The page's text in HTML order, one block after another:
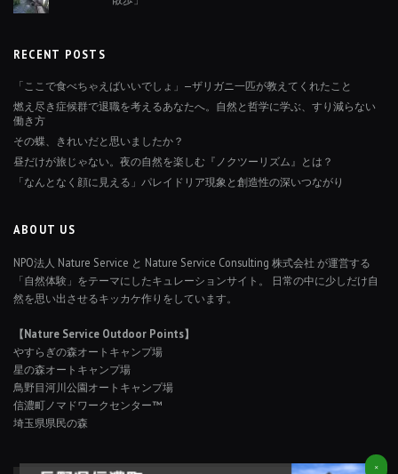
RECENT POSTS
「ここで食べちゃえばいいでしょ」—ザリガニ一匹が教えてくれたこと
燃え尽き症候群で退職を考えるあなたへ。自然と哲学に学ぶ、すり減らない
働き方
その蝶、きれいだと思いましたか？
昼だけが旅じゃない。夜の自然を楽しむ『ノクツーリズム』とは？
「なんとなく顔に見える」パレイドリア現象と創造性の深いつながり
ABOUT US
NPO法人 Nature Service と Nature Service Consulting 株式会社 が運営する
「自然体験」をテーマにしたキュレーションサイト。 日常の中に少しだけ自
然を思い出させるキッカケ作りをしています。
【Nature Service Outdoor Points】
やすらぎの森オートキャンプ場
星の森オートキャンプ場
鳥野目河川公園オートキャンプ場
信濃町ノマドワークセンター™
埼玉県県民の森
×